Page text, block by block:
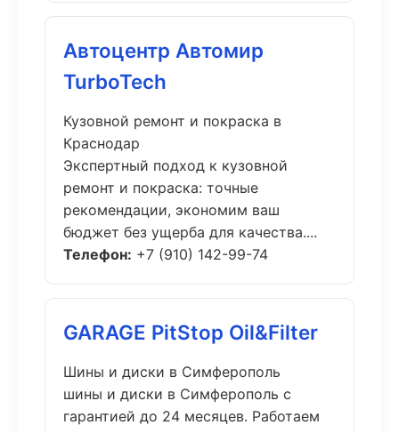
Автоцентр Автомир
TurboTech
Кузовной ремонт и покраска в
Краснодар
Экспертный подход к кузовной
ремонт и покраска: точные
рекомендации, экономим ваш
бюджет без ущерба для качества....
Телефон: +7 (910) 142-99-74
GARAGE PitStop Oil&Filter
Шины и диски в Симферополь
шины и диски в Симферополь с
гарантией до 24 месяцев. Работаем